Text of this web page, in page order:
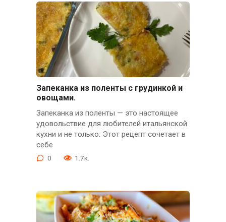
Запеканка из поленты с грудинкой и
овощами.
Запеканка из поленты — это настоящее
удовольствие для любителей итальянской
кухни и не только. Этот рецепт сочетает в
себе
0 1.7к.